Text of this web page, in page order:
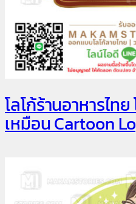
โลโก้ร้านอาหารไท
เหมือน Cartoon